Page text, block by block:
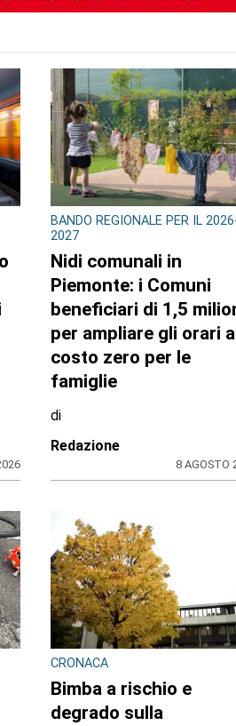
CONSIGLIO REGIONALE
A Palazzo Lascaris la
mostra “Romano
Gazzera. Nel regno dei
fiori giganti”
BANDO REGIONALE PER IL 2026-